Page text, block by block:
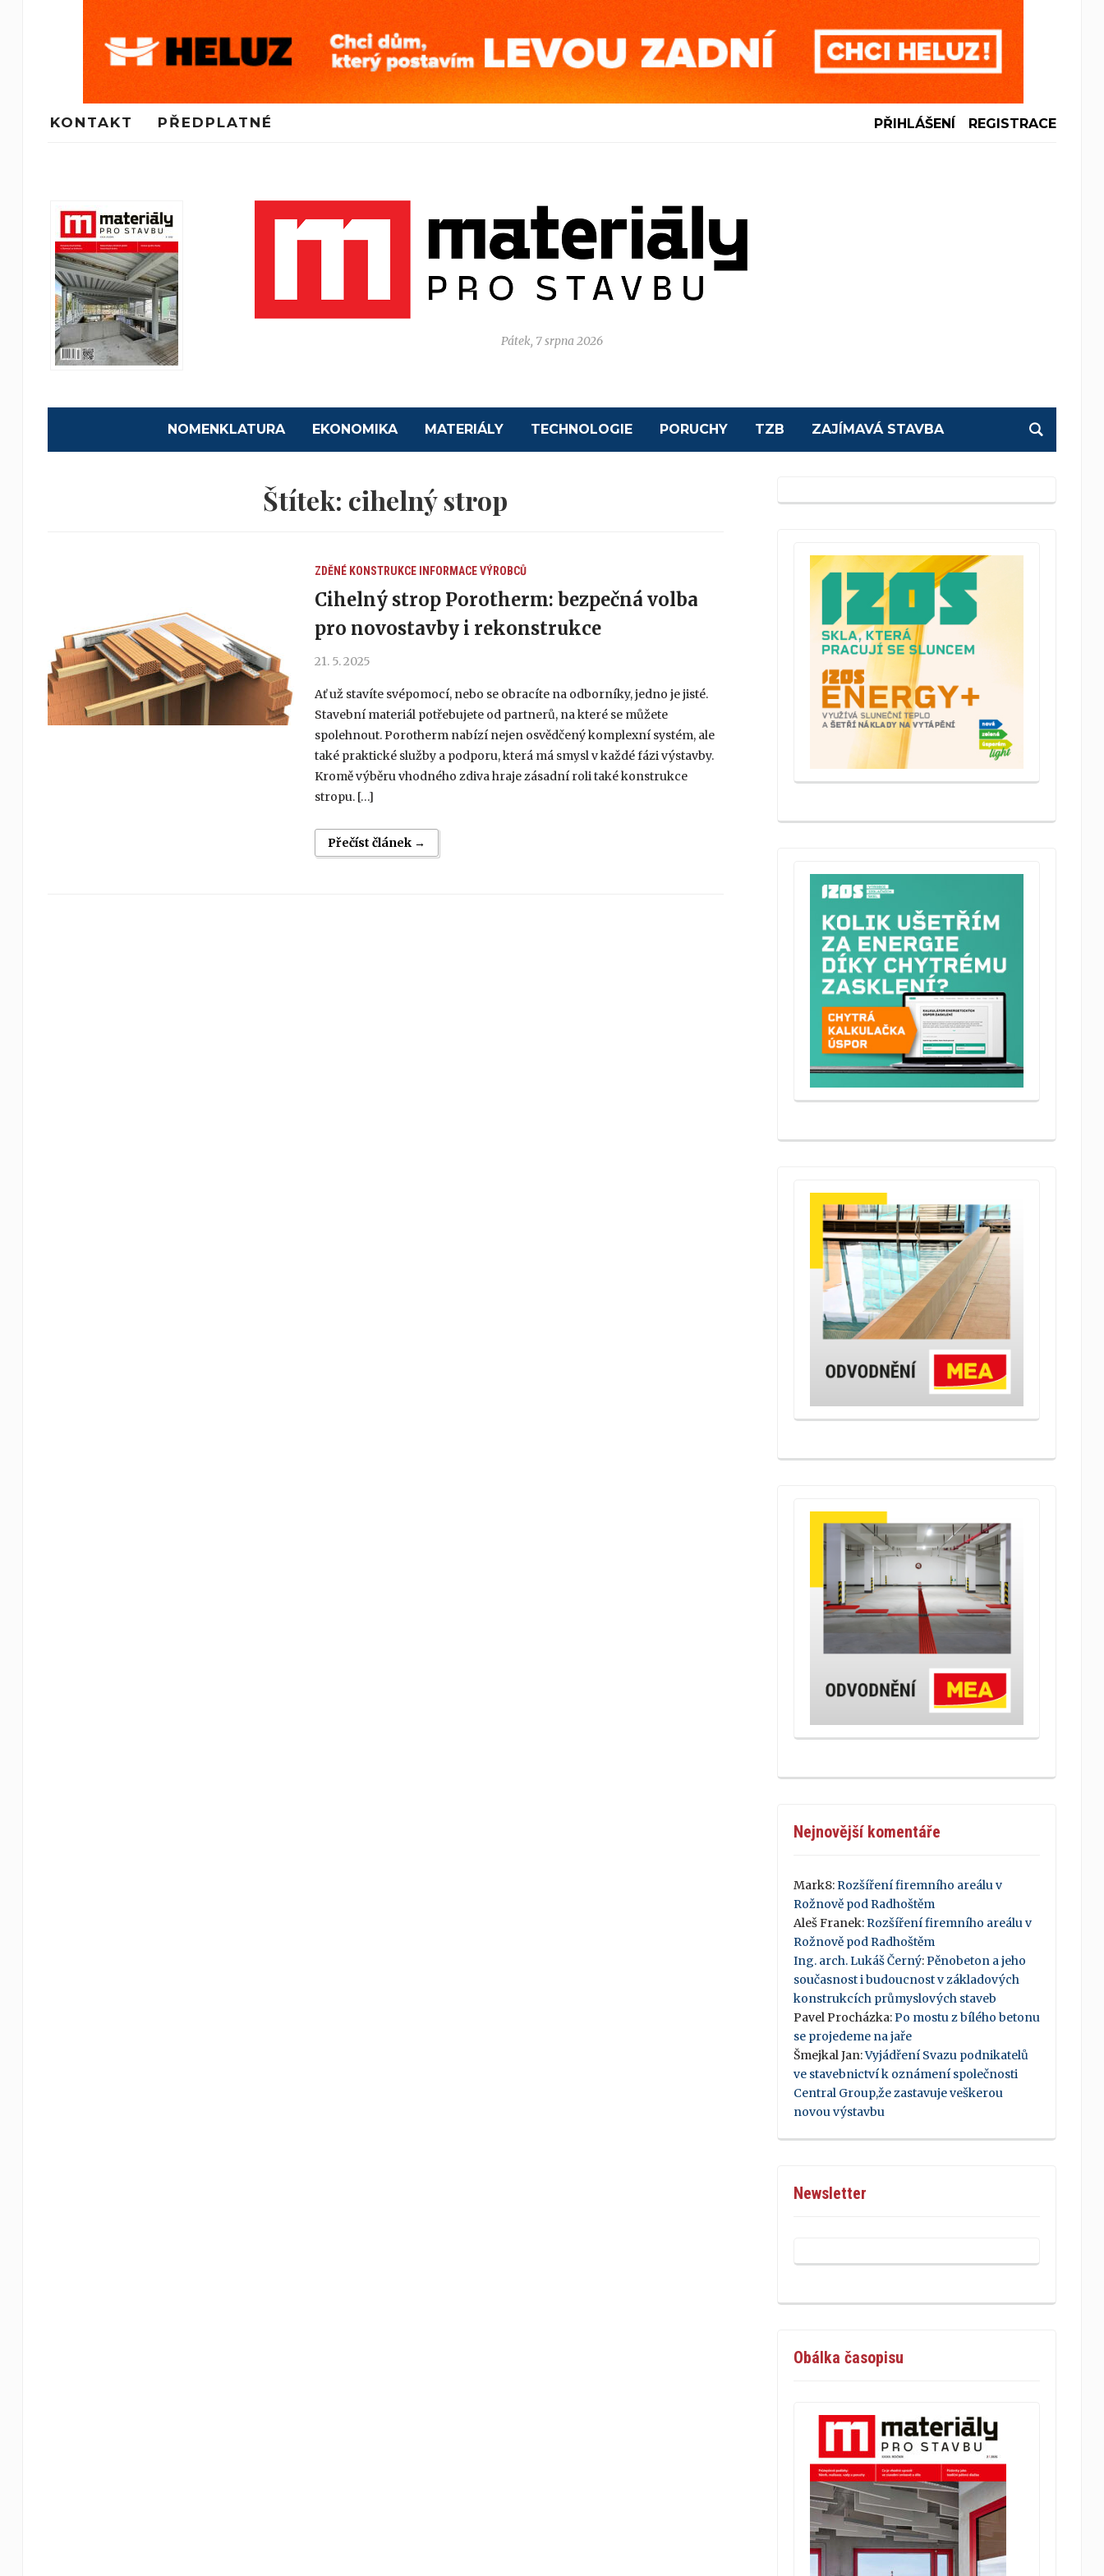
KONTAKT PŘEDPLATNÉ PŘIHLÁŠENÍ REGISTRACE
Pátek, 7 srpna 2026
NOMENKLATURA EKONOMIKA MATERIÁLY TECHNOLOGIE PORUCHY TZB ZAJÍMAVÁ STAVBA
Štítek: cihelný strop
ZDĚNÉ KONSTRUKCE INFORMACE VÝROBCŮ
Cihelný strop Porotherm: bezpečná volba
pro novostavby i rekonstrukce
21. 5. 2025
Ať už stavíte svépomocí, nebo se obracíte na odborníky, jedno je jisté.
Stavební materiál potřebujete od partnerů, na které se můžete
spolehnout. Porotherm nabízí nejen osvědčený komplexní systém, ale
také praktické služby a podporu, která má smysl v každé fázi výstavby.
Kromě výběru vhodného zdiva hraje zásadní roli také konstrukce
stropu. […]
Přečíst článek →
Nejnovější komentáře
Mark8:Rozšíření firemního areálu v
Rožnově pod Radhoštěm
Aleš Franek:Rozšíření firemního areálu v
Rožnově pod Radhoštěm
Ing. arch. Lukáš Černý:Pěnobeton a jeho
současnost i budoucnost v základových
konstrukcích průmyslových staveb
Pavel Procházka:Po mostu z bílého betonu
se projedeme na jaře
Šmejkal Jan:Vyjádření Svazu podnikatelů
ve stavebnictví k oznámení společnosti
Central Group,že zastavuje veškerou
novou výstavbu
Newsletter
Obálka časopisu